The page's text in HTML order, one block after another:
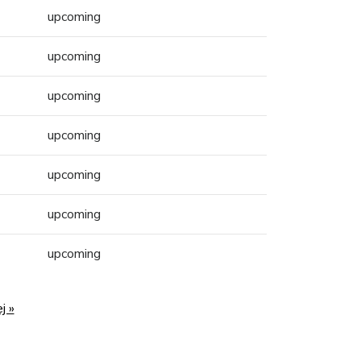
upcoming
upcoming
upcoming
upcoming
upcoming
upcoming
upcoming
»